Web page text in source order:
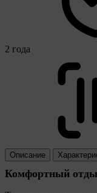
2 года
Описание
Комфортный